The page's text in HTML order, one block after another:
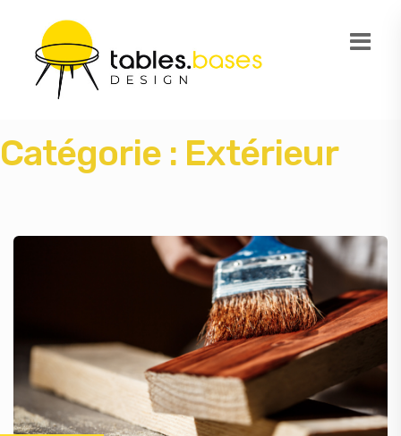
Catégorie : Extérieur